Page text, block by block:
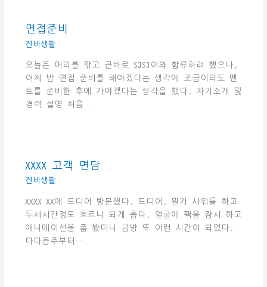
면접준비
겐바생활
오늘은 머리를 깎고 곧바로 SJSJ이와 합류하려 했으나,
어제 밤 면접 준비를 해야겠다는 생각에 조금이라도 멘
트를 준비한 후에 가야겠다는 생각을 했다. 자기소개 및
경력 설명 처음…
XXXX 고객 면담
겐바생활
XXXX XX에 드디어 방문했다. 드디어. 뭔가 샤워를 하고
두세시간정도 흐르니 되게 춥다. 얼굴에 팩을 잠시 하고
애니메이션을 좀 봤더니 금방 또 이런 시간이 되었다.
다다음주부터…